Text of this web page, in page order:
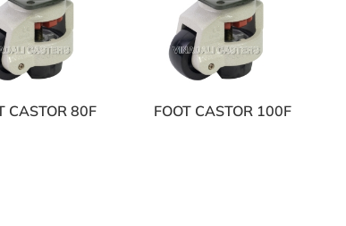
CASTOR 80F FOOT CASTOR 100F